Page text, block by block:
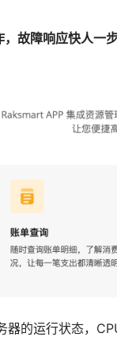
故障响应快人一
器的运行状态，